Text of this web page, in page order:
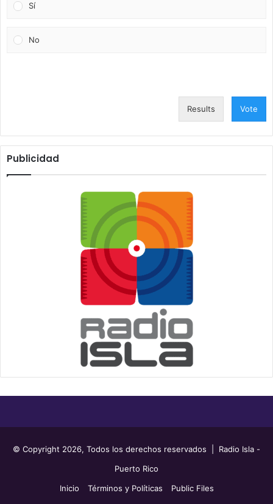
Sí
No
Results Vote
Publicidad
© Copyright 2026, Todos los derechos reservados | Radio Isla -
Puerto Rico
Inicio
Términos y Políticas Public Files